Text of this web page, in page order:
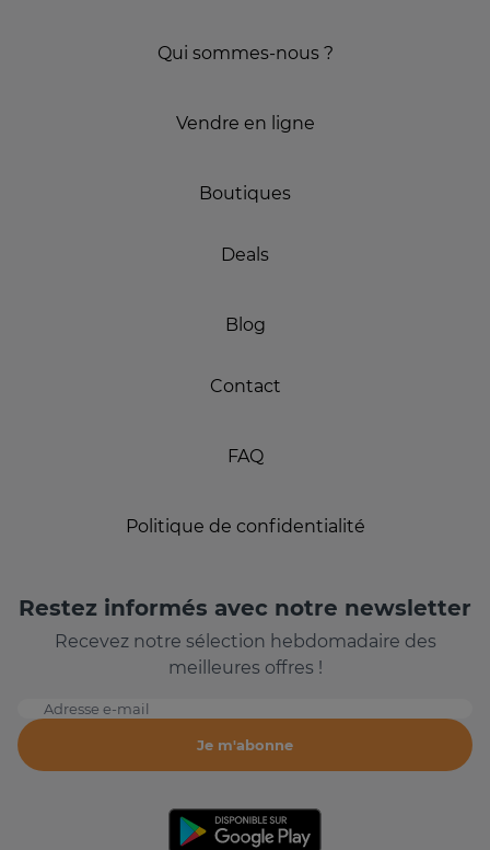
Qui sommes-nous ?
Vendre en ligne
Boutiques
Deals
Blog
Contact
FAQ
Politique de confidentialité
Restez informés avec notre newsletter
Recevez notre sélection hebdomadaire des
meilleures offres !
Adresse e-mail
Je m'abonne